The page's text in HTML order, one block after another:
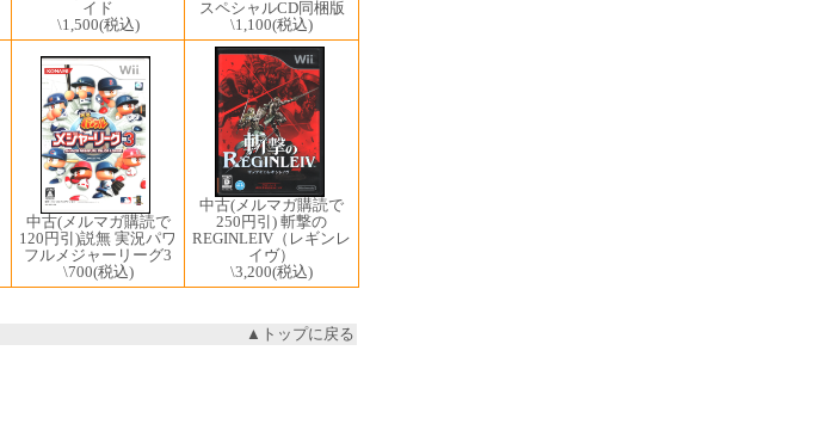
イド
\1,500(税込)
スペシャルCD同梱版
\1,100(税込)
中古(メルマガ購読で
120円引)説無 実況パワ
フルメジャーリーグ3
\700(税込)
中古(メルマガ購読で
250円引) 斬撃の
REGINLEIV（レギンレ
イヴ）
\3,200(税込)
▲トップに戻る